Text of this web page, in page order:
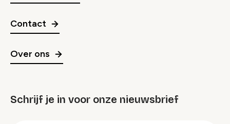
Contact
Over ons
Schrijf je in voor onze nieuwsbrief